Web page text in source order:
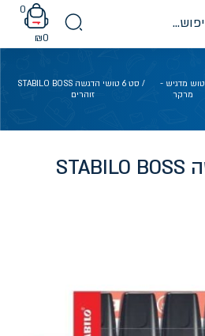
0
₪0
טוש מדגיש -
מרקר
/ סט 6 טושי הדגשה STABILO BOSS
זוהרים
סט 6 טושי הדגשה STABILO BOSS